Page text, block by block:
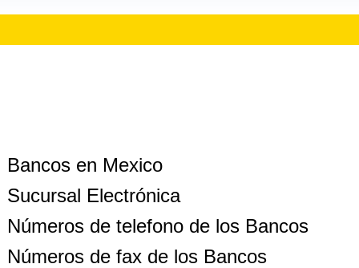
Bancos en Mexico
Sucursal Electrónica
Números de telefono de los Bancos
Números de fax de los Bancos